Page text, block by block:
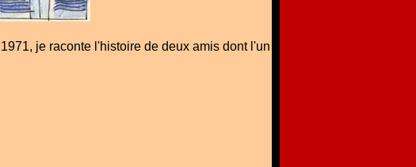
je raconte l'histoire de deux amis dont l'un